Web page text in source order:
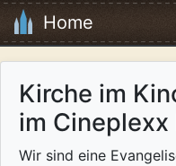
Home
Kirche im
im Cineplexx
Wir sind eine